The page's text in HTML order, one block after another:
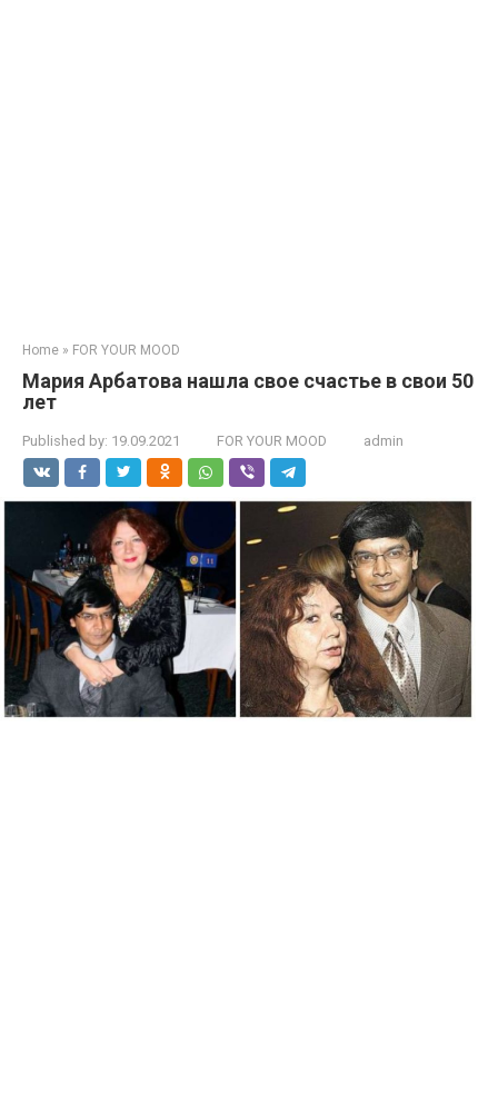
Home » FOR YOUR MOOD
Мария Арбатова нашла свое счастье в свои 50
лет
Published by: 19.09.2021 FOR YOUR MOOD admin